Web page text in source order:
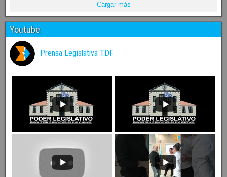
Cargar más
Youtube
Prensa Legislativa TDF